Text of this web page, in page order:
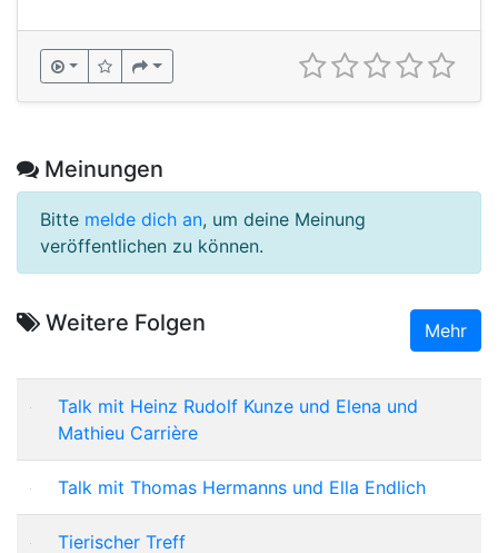
Meinungen
Bitte melde dich an, um deine Meinung
veröffentlichen zu können.
Weitere Folgen Mehr
Talk mit Heinz Rudolf Kunze und Elena und
Mathieu Carrière
Talk mit Thomas Hermanns und Ella Endlich
Tierischer Treff